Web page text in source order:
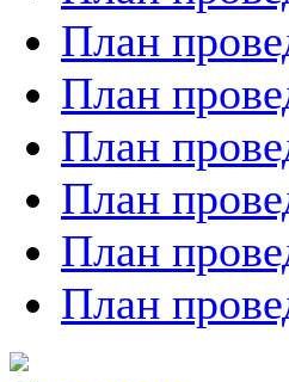
План
План
План
План
План
План